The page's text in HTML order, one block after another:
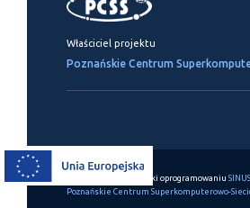
Właściciel projektu
Poznańskie Centrum
Ten serwis działa dzięki oprogramowaniu SINUS
Poznańskie Centrum Superkomputerowo-